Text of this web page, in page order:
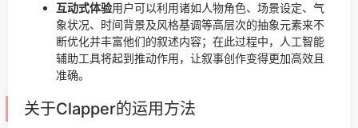
互动式体验用户可以利用诸如人物角色、场景设定、气
象状况、时间背景及风格基调等高层次的抽象元素来不
断优化并丰富他们的叙述内容；在此过程中，人工智能
辅助工具将起到推动作用，让叙事创作变得更加高效且
准确。
关于Clapper的运用方法